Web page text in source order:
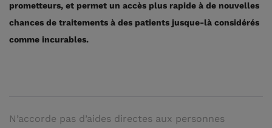
prometteurs, et permet un accès plus rapide à de nouvelles
chances de traitements à des patients jusque-là considérés
comme incurables.
N’accorde pas d’aides directes aux personnes